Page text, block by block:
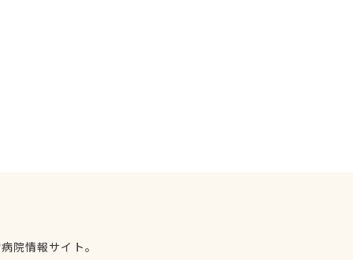
院情報サイト。